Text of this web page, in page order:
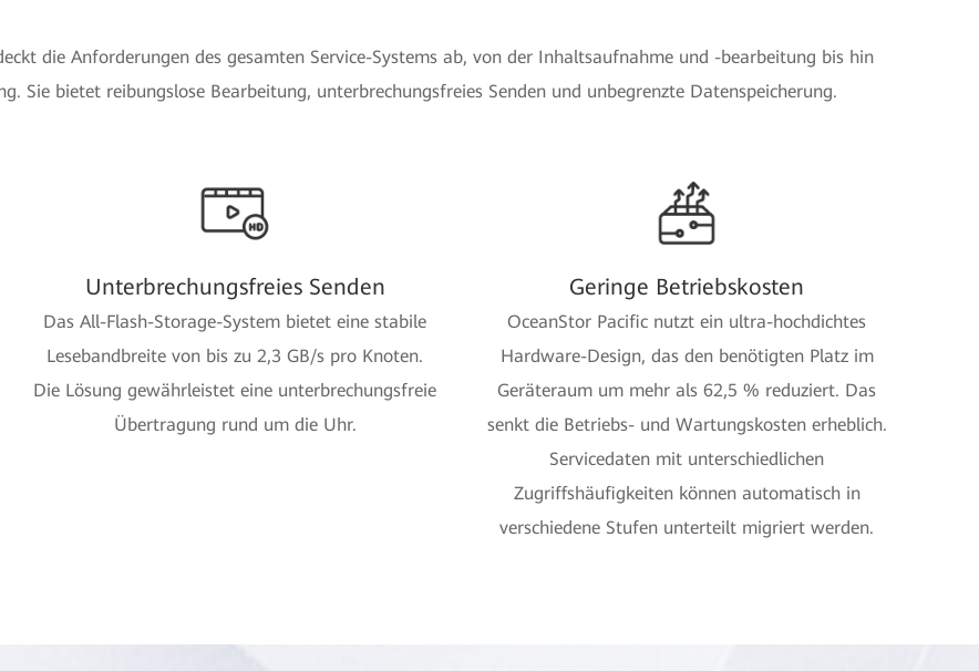
die Anforderungen des gesamten Service-Systems ab, von der Inhaltsaufnahme und -bearbeitung bis hin
Sie bietet reibungslose Bearbeitung, unterbrechungsfreies Senden und unbegrenzte Datenspeicherung.
Unterbrechungsfreies Senden
Das All-Flash-Storage-System bietet eine stabile
Lesebandbreite von bis zu 2,3 GB/s pro Knoten.
Die Lösung gewährleistet eine unterbrechungsfreie
Übertragung rund um die Uhr.
Geringe Betriebskosten
OceanStor Pacific nutzt ein ultra-hochdichtes
Hardware-Design, das den benötigten Platz im
Geräteraum um mehr als 62,5 % reduziert. Das
senkt die Betriebs- und Wartungskosten erheblich.
Servicedaten mit unterschiedlichen
Zugriffshäufigkeiten können automatisch in
verschiedene Stufen unterteilt migriert werden.